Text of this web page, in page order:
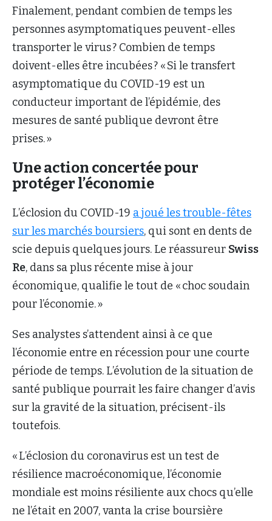
Finalement, pendant combien de temps les
personnes asymptomatiques peuvent-elles
transporter le virus ? Combien de temps
doivent-elles être incubées ? « Si le transfert
asymptomatique du COVID-19 est un
conducteur important de l’épidémie, des
mesures de santé publique devront être
prises. »
Une action concertée pour
protéger l’économie
L’éclosion du COVID-19 a joué les trouble-fêtes
sur les marchés boursiers, qui sont en dents de
scie depuis quelques jours. Le réassureur Swiss
Re, dans sa plus récente mise à jour
économique, qualifie le tout de « choc soudain
pour l’économie. »
Ses analystes s’attendent ainsi à ce que
l’économie entre en récession pour une courte
période de temps. L’évolution de la situation de
santé publique pourrait les faire changer d’avis
sur la gravité de la situation, précisent-ils
toutefois.
« L’éclosion du coronavirus est un test de
résilience macroéconomique, l’économie
mondiale est moins résiliente aux chocs qu’elle
ne l’était en 2007, vanta la crise boursière